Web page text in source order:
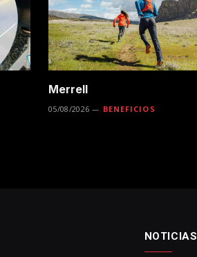
Merrell
05/08/2026 BENEFICIOS
NOTICIAS